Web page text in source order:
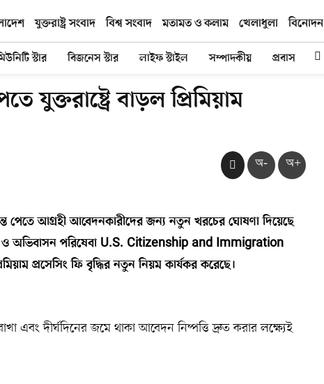
যুক্তরাষ্ট্র সংবাদ বিশ্ব সংবাদ মতামত ও কলাম খেলাধুলা বিনোদন
স্টার বিজনেস স্টার লাইফ স্টাইল সম্পাদকীয় প্রবাস
যুক্তরাষ্ট্রে বাড়ল প্রিমিয়াম
অ- অ+
পেতে আগ্রহী আবেদনকারীদের জন্য নতুন খরচের ঘোষণা দিয়েছে
ও অভিবাসন পরিষেবা U.S. Citizenship and Immigration
প্রসেসিং ফি বৃদ্ধির নতুন নিয়ম কার্যকর করেছে।
রাখা এবং দীর্ঘদিনের জমে থাকা আবেদন নিষ্পত্তি দ্রুত করার লক্ষ্যেই